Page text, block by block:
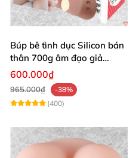
Búp bê tình dục Silicon bán
thân 700g âm đạo giả
nguyên khối giống thật
600.000₫
965.000₫
-38%
(400)